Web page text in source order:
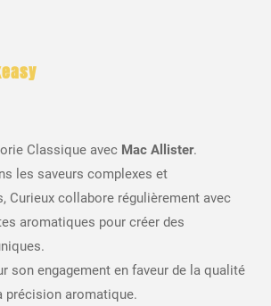
Classique avec Mac Allister.
les saveurs complexes et
Curieux collabore régulièrement avec
aromatiques pour créer des
son engagement en faveur de la qualité
précision aromatique.